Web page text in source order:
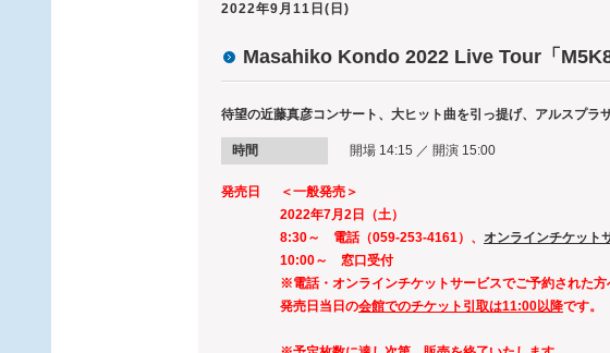
2022年9月11日(日)
Masahiko Kondo 2022 Live Tour「
待望の近藤真彦コンサート、大ヒット曲を引っ提げ、アルスプラ
時間 開場 14:15 ／ 開演 15:00
発売日
＜一般発売＞
2022年7月2日（土）
8:30～ 電話（059-253-4161）、 オンラインチケット
10:00～ 窓口受付
※電話・オンラインチケットサービスでご予約された方
発売日当日の会館でのチケット引取は11:00以降です。